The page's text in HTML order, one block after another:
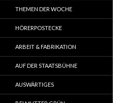
THEMEN DER WOCHE
HÖRERPOSTECKE
ARBEIT & FABRIKATION
AUF DER STAATSBÜHNE
AUSWÄRTIGES